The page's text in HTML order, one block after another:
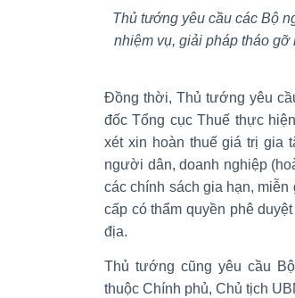
Thủ tướng yêu cầu các Bộ
nhiệm vụ, giải pháp tháo
Đồng thời, Thủ tướng yêu
đốc Tổng cục Thuế thực
xét xin hoàn thuế giá trị gia
người dân, doanh nghiệp
các chính sách gia hạn,
cấp có thẩm quyền phê
địa.
Thủ tướng cũng yêu cầu
thuộc Chính phủ, Chủ tịch